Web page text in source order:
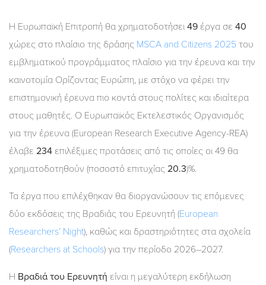
Η Ευρωπαϊκή Επιτροπή θα χρηματοδοτήσει 49 έργα σε 40
χώρες στο πλαίσιο της δράσης MSCA and Citizens 2025 του
εμβληματικού προγράμματος πλαίσιο για την έρευνα και την
καινοτομία Ορίζοντας Ευρώπη, με στόχο να φέρει την
επιστημονική έρευνα πιο κοντά στους πολίτες και ιδιαίτερα
στους μαθητές. Ο Ευρωπαϊκός Εκτελεστικός Οργανισμός
για την έρευνα (European Research Executive Agency-REA)
έλαβε 234 επιλέξιμες προτάσεις από τις οποίες οι 49 θα
χρηματοδοτηθούν (ποσοστό επιτυχίας 20.3)%.
Τα έργα που επιλέχθηκαν θα διοργανώσουν τις επόμενες
δύο εκδόσεις της Βραδιάς του Ερευνητή (European
Researchers’ Night), καθώς και δραστηριότητες στα σχολεία
(Researchers at Schools) για την περίοδο 2026–2027.
Η Βραδιά του Ερευνητή είναι η μεγαλύτερη εκδήλωση